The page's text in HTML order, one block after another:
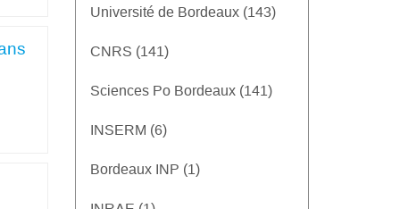
Université de Bordeaux (143)
CNRS (141)
Sciences Po Bordeaux (141)
INSERM (6)
Bordeaux INP (1)